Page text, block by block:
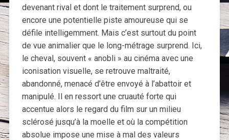
devenant rival et dont le traitement surprend, ou
encore une potentielle piste amoureuse qui se
défile intelligemment. Mais c’est surtout du point
de vue animalier que le long-métrage surprend. Ici,
le cheval, souvent « anobli » au cinéma avec une
iconisation visuelle, se retrouve maltraité,
abandonné, menacé d’être envoyé à l’abattoir et
manipulé. Il en ressort une cruauté forte qui
accentue alors le regard du film sur un milieu
sclérosé jusqu’à la moelle et où la compétition
absolue impose une mise à mal des valeurs